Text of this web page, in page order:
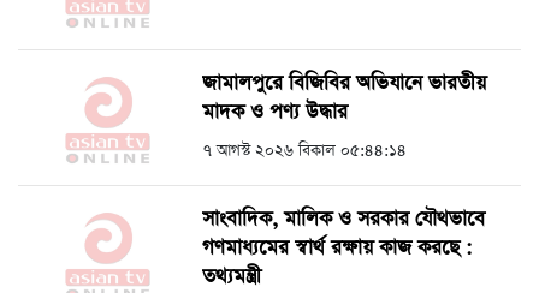
জামালপুরে বিজিবির অভিযানে ভারতীয়
মাদক ও পণ্য উদ্ধার
৭ আগস্ট ২০২৬ বিকাল ০৫:৪৪:১৪
সাংবাদিক, মালিক ও সরকার যৌথভাবে
গণমাধ্যমের স্বার্থ রক্ষায় কাজ করছে :
তথ্যমন্ত্রী